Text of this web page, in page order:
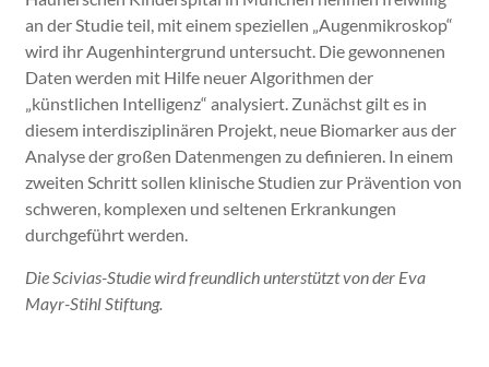
an der Studie teil, mit einem speziellen „Augenmikroskop“
wird ihr Augenhintergrund untersucht. Die gewonnenen
Daten werden mit Hilfe neuer Algorithmen der
„künstlichen Intelligenz“ analysiert. Zunächst gilt es in
diesem interdisziplinären Projekt, neue Biomarker aus der
Analyse der großen Datenmengen zu definieren. In einem
zweiten Schritt sollen klinische Studien zur Prävention von
schweren, komplexen und seltenen Erkrankungen
durchgeführt werden.
Die Scivias-Studie wird freundlich unterstützt von der Eva
Mayr-Stihl Stiftung.